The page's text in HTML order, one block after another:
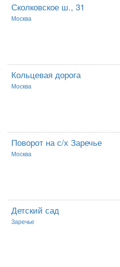
Сколковское ш., 31
Москва
Кольцевая дорога
Москва
Поворот на с/х Заречье
Москва
Детский сад
Заречье